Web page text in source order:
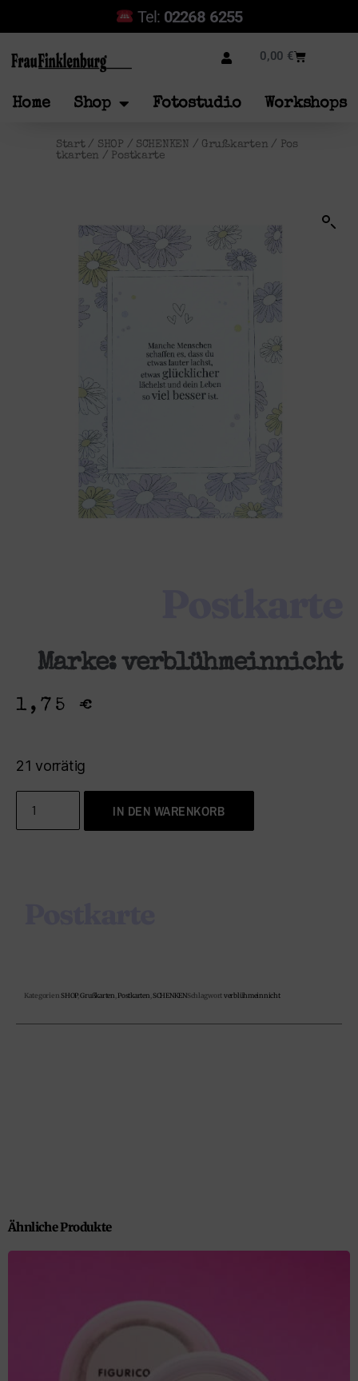
Tel: 02268 6255
0,00 €
Home Shop Fotostudio Workshops
Start/ SHOP / SCHENKEN / Grußkarten / Pos
tkarten / Postkarte
Marke:verblühmeinnicht
1,75 €
21 vorrätig
IN DEN WARENKORB
Kategorien SHOP,Grußkarten Postkarten SCHENKENSchlagwort verblühmeinnicht
Ähnliche Produkte